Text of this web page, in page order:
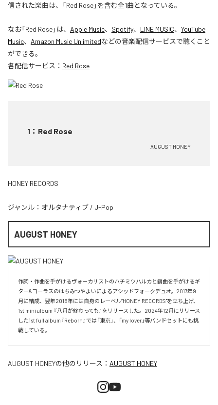
信された楽曲は、「Red Rose」を含む全1曲となっている。
なお「Red Rose」は、 Apple Music、 Spotify、 LINE MUSIC、 YouTube
Music、 Amazon Music Unlimitedなどの音楽配信サービスで聴くこと
ができる。
各配信サービス： Red Rose
1 ： Red Rose
AUGUST HONEY
HONEY RECORDS
ジャンル： オルタナティブ / J-Pop
AUGUST HONEY
作詞・作曲を手がけるヴォーカリストのハチミツハルカと編曲を手がけるギ
ター&コーラスのはちみつやよいによるアシッドフォークデュオ。2017年9
月に結成、翌年2018年には自身のレーベル”HONEY RECORDS"を立ち上げ、
1st mini album 『八月が終わっても』をリリースした。2024年12月にリリース
した1st full album『Reborn』では「東京」、「my lover」等バンドセットにも挑
戦している。
AUGUST HONEYの他のリリース： AUGUST HONEY